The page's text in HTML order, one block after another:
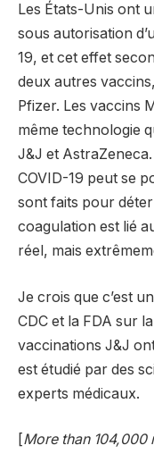
Les États-Unis ont
sous autorisation
19, et cet effet
deux autres
Pfizer. Les vaccins
même technologie
J&J et
COVID-19 peut se
sont faits pour
coagulation est lié
réel, mais
Je crois que c’est
CDC et la FDA sur
vaccinations J&J
est étudié par des
experts médicaux.
[More than 104,000